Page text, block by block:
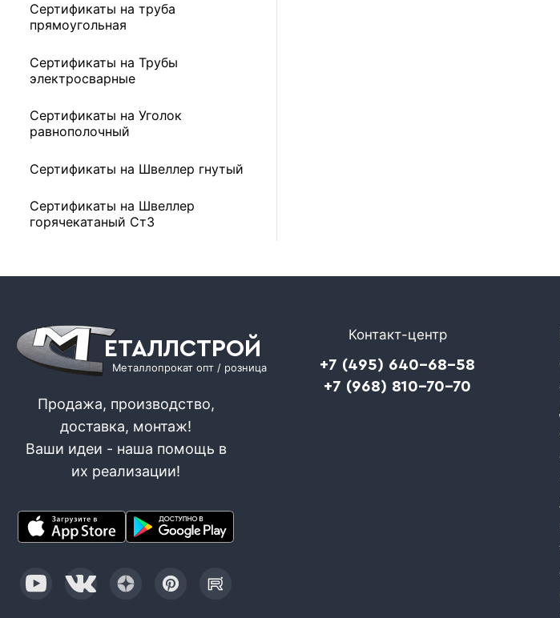
Сертификаты на труба
прямоугольная
Сертификаты на Трубы
электросварные
Сертификаты на Уголок
равнополочный
Сертификаты на Швеллер гнутый
Сертификаты на Швеллер
горячекатаный Ст3
ЕТАЛЛСТРОЙ
Металлопрокат опт / розница
Продажа, производство,
доставка, монтаж!
Ваши идеи - наша помощь в
их реализации!
Контакт-центр
+7 (495) 640-68-58
+7 (968) 810-70-70